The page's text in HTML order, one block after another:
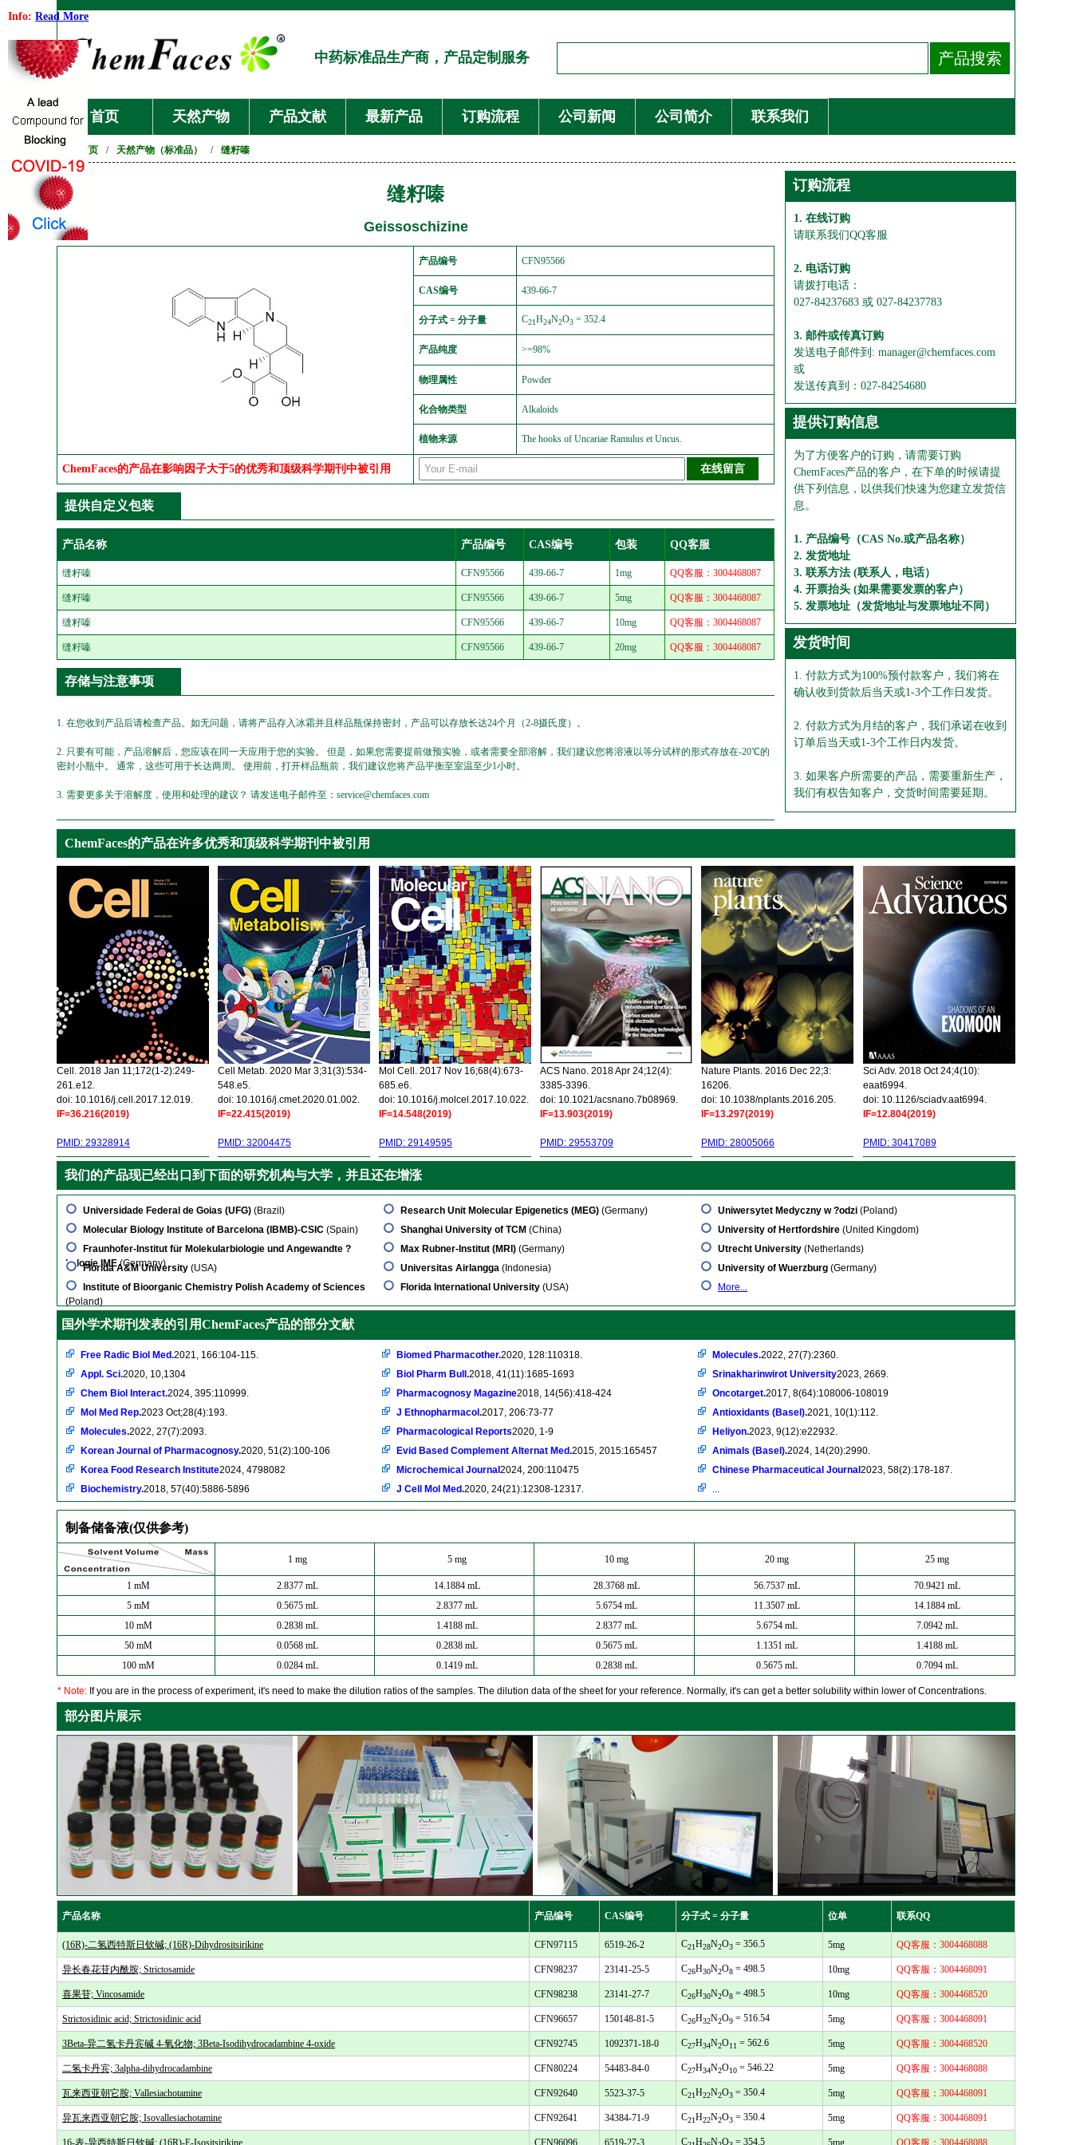
Info: Read More
中药标准品生产商，产品定制服务
首页 天然产物 产品文献 最新产品 订购流程 公司新闻 公司简介 联系我们
首页 / 天然产物（标准品） / 缝籽嗪
缝籽嗪
Geissoschizine
产品编号 CFN95566
CAS编号 439-66-7
分子式 = 分子量 C21H24N2O3 = 352.4
产品纯度 >=98%
物理属性 Powder
化合物类型 Alkaloids
植物来源 The hooks of Uncariae Ramulus et Uncus.
ChemFaces的产品在影响因子大于5的优秀和顶级科学期刊中被引用
提供自定义包装
产品名称 产品编号 CAS编号 包装 QQ客服
缝籽嗪 CFN95566 439-66-7 1mg QQ客服：3004468087
缝籽嗪 CFN95566 439-66-7 5mg QQ客服：3004468087
缝籽嗪 CFN95566 439-66-7 10mg QQ客服：3004468087
缝籽嗪 CFN95566 439-66-7 20mg QQ客服：3004468087
存储与注意事项
1. 在您收到产品后请检查产品。如无问题，请将产品存入冰霜并且样品瓶保持密封，产品可以存放长达24个月（2-8摄氏度）。
2. 只要有可能，产品溶解后，您应该在同一天应用于您的实验。 但是，如果您需要提前做预实验，或者需要全部溶解，我们建议您将溶液以等分试样的形式存放在-20℃的
密封小瓶中。 通常，这些可用于长达两周。 使用前，打开样品瓶前，我们建议您将产品平衡至室温至少1小时。
3. 需要更多关于溶解度，使用和处理的建议？ 请发送电子邮件至：service@chemfaces.com
订购流程
1. 在线订购
请联系我们QQ客服
2. 电话订购
请拨打电话：
027-84237683 或 027-84237783
3. 邮件或传真订购
发送电子邮件到: manager@chemfaces.com
或
发送传真到：027-84254680
提供订购信息
为了方便客户的订购，请需要订购
ChemFaces产品的客户，在下单的时候请提
供下列信息，以供我们快速为您建立发货信
息。
1. 产品编号（CAS No.或产品名称）
2. 发货地址
3. 联系方法 (联系人，电话）
4. 开票抬头 (如果需要发票的客户）
5. 发票地址（发货地址与发票地址不同）
发货时间
1. 付款方式为100%预付款客户，我们将在
确认收到货款后当天或1-3个工作日发货。
2. 付款方式为月结的客户，我们承诺在收到
订单后当天或1-3个工作日内发货。
3. 如果客户所需要的产品，需要重新生产，
我们有权告知客户，交货时间需要延期。
ChemFaces的产品在许多优秀和顶级科学期刊中被引用
Cell. 2018 Jan 11;172(1-2):249-
261.e12.
doi: 10.1016/j.cell.2017.12.019.
IF=36.216(2019)
PMID: 29328914
Cell Metab. 2020 Mar 3;31(3):534-
548.e5.
doi: 10.1016/j.cmet.2020.01.002.
IF=22.415(2019)
PMID: 32004475
Mol Cell. 2017 Nov 16;68(4):673-
685.e6.
doi: 10.1016/j.molcel.2017.10.022.
IF=14.548(2019)
PMID: 29149595
ACS Nano. 2018 Apr 24;12(4):
3385-3396.
doi: 10.1021/acsnano.7b08969.
IF=13.903(2019)
PMID: 29553709
Nature Plants. 2016 Dec 22;3:
16206.
doi: 10.1038/nplants.2016.205.
IF=13.297(2019)
PMID: 28005066
Sci Adv. 2018 Oct 24;4(10):
eaat6994.
doi: 10.1126/sciadv.aat6994.
IF=12.804(2019)
PMID: 30417089
我们的产品现已经出口到下面的研究机构与大学，并且还在增涨
Universidade Federal de Goias (UFG) (Brazil)
Molecular Biology Institute of Barcelona (IBMB)-CSIC (Spain)
Fraunhofer-Institut für Molekularbiologie und Angewandte ?
kologie IME(Germany)
Florida A&M University (USA)
Institute of Bioorganic Chemistry Polish Academy of Sciences
(Poland)
Research Unit Molecular Epigenetics (MEG) (Germany)
Shanghai University of TCM (China)
Max Rubner-Institut (MRI) (Germany)
Universitas Airlangga (Indonesia)
Florida International University (USA)
Uniwersytet Medyczny w ?odzi (Poland)
University of Hertfordshire (United Kingdom)
Utrecht University (Netherlands)
University of Wuerzburg (Germany)
More...
国外学术期刊发表的引用ChemFaces产品的部分文献
Free Radic Biol Med.2021, 166:104-115.
Appl. Sci.2020, 10,1304
Chem Biol Interact.2024, 395:110999.
Mol Med Rep.2023 Oct;28(4):193.
Molecules.2022, 27(7):2093.
Korean Journal of Pharmacognosy.2020, 51(2):100-106
Korea Food Research Institute2024, 4798082
Biochemistry.2018, 57(40):5886-5896
Biomed Pharmacother.2020, 128:110318.
Biol Pharm Bull.2018, 41(11):1685-1693
Pharmacognosy Magazine2018, 14(56):418-424
J Ethnopharmacol.2017, 206:73-77
Pharmacological Reports2020, 1-9
Evid Based Complement Alternat Med.2015, 2015:165457
Microchemical Journal 2024, 200:110475
J Cell Mol Med.2020, 24(21):12308-12317.
Molecules.2022, 27(7):2360.
Srinakharinwirot University2023, 2669.
Oncotarget.2017, 8(64):108006-108019
Antioxidants (Basel).2021, 10(1):112.
Heliyon.2023, 9(12):e22932.
Animals (Basel).2024, 14(20):2990.
Chinese Pharmaceutical Journal 2023, 58(2):178-187.
...
制备储备液(仅供参考)
1 mg 5 mg 10 mg 20 mg 25 mg
1 mM 2.8377 mL 14.1884 mL 28.3768 mL 56.7537 mL
70.9421 mL
5 mM
0.5675 mL 2.8377 mL 5.6754 mL 11.3507 mL
14.1884 mL
10 mM
0.2838 mL 1.4188 mL 2.8377 mL 5.6754 mL
7.0942 mL
50 mM
0.0568 mL 0.2838 mL 0.5675 mL 1.1351 mL
1.4188 mL
100 mM
0.0284 mL 0.1419 mL 0.2838 mL 0.5675 mL 0.7094 mL
* Note: If you are in the process of experiment, it's need to make the dilution ratios of the samples. The dilution data of the sheet for your reference. Normally, it's can get a better solubility within lower of Concentrations.
部分图片展示
产品名称 产品编号 CAS编号 分子式 = 分子量 位单 联系QQ
(16R)-二氢西特斯日钦碱; (16R)-Dihydrositsirikine CFN97115 6519-26-2 C21H28N2O3 = 356.5 5mg QQ客服：3004468088
异长春花苷内酰胺; Strictosamide CFN98237 23141-25-5 C26H30N2O8 = 498.5 10mg QQ客服：3004468091
喜果苷; Vincosamide CFN98238 23141-27-7 C26H30N2O8 = 498.5 10mg QQ客服：3004468520
Strictosidinic acid; Strictosidinic acid CFN96657 150148-81-5 C26H32N2O9 = 516.54 5mg QQ客服：3004468091
3Beta-异二氢卡丹宾碱 4-氧化物; 3Beta-Isodihydrocadambine 4-oxide CFN92745 1092371-18-0 C27H34N2O11 = 562.6 5mg QQ客服：3004468520
二氢卡丹宾; 3alpha-dihydrocadambine CFN80224 54483-84-0 C27H34N2O10 = 546.22 5mg QQ客服：3004468088
瓦来西亚朝它胺; Vallesiachotamine CFN92640 5523-37-5 C21H22N2O3 = 350.4 5mg QQ客服：3004468091
异瓦来西亚朝它胺; Isovallesiachotamine CFN92641 34384-71-9 C21H22N2O3 = 350.4 5mg QQ客服：3004468091
16-表-异西特斯日钦碱; (16R)-E-Isositsirikine CFN96096 6519-27-3 C H N O = 354.5 5mg QQ客服：3004468088